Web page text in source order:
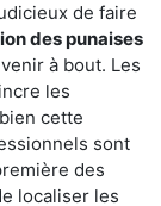
de faire
des punaises
à bout. Les
les
cette
sont
des
localiser les